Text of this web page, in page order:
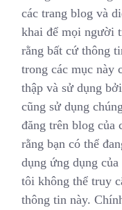
các trang blog và
khai để mọi người
rằng bất cứ thông
trong các mục này
thập và sử dụng
cũng sử dụng
đăng trên blog của
rằng bạn có thể
dụng ứng dụng
tôi không thể truy
thông tin này.